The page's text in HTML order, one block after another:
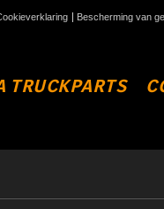
Bescherming van
TRUCKPARTS